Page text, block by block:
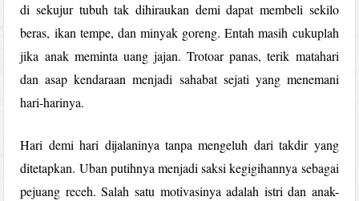
di sekujur tubuh tak dihiraukan demi dapat membeli sekilo
beras, ikan tempe, dan minyak goreng. Entah masih cukuplah
jika anak meminta uang jajan. Trotoar panas, terik matahari
dan asap kendaraan menjadi sahabat sejati yang menemani
hari-harinya.
Hari demi hari dijalaninya tanpa mengeluh dari takdir yang
ditetapkan. Uban putihnya menjadi saksi kegigihannya sebagai
pejuang receh. Salah satu motivasinya adalah istri dan anak-